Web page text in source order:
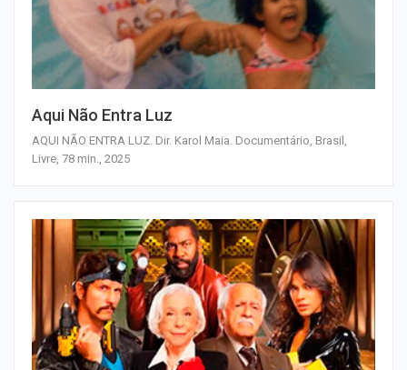
Aqui Não Entra Luz
AQUI NÃO ENTRA LUZ. Dir. Karol Maia. Documentário, Brasil,
Livre, 78 min., 2025